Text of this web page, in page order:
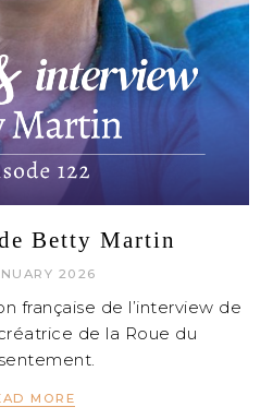
Betty Martin
2026
française de l’interview de
de la Roue du
MORE